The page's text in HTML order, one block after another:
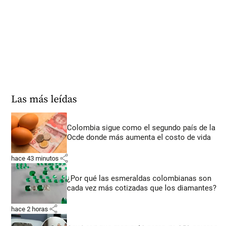
Las más leídas
Colombia sigue como el segundo país de la
Ocde donde más aumenta el costo de vida
hace 43 minutos share
¿Por qué las esmeraldas colombianas son
cada vez más cotizadas que los diamantes?
hace 2 horas share